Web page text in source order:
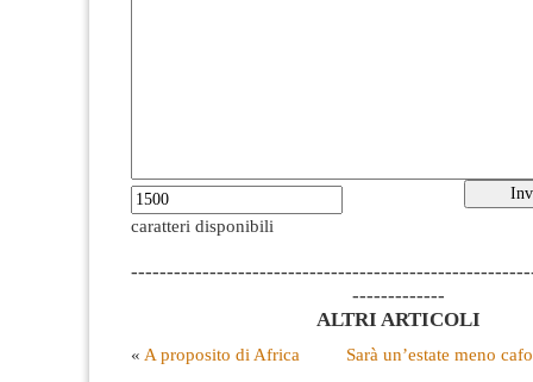
caratteri disponibili
-------------
ALTRI ARTICOLI
« A proposito di Africa Sarà un’estate meno